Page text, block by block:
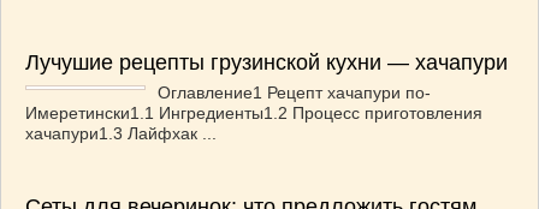
Лучушие рецепты грузинской кухни — хачапури
Оглавление1 Рецепт хачапури по-
Имеретински1.1 Ингредиенты1.2 Процесс приготовления
хачапури1.3 Лайфхак ...